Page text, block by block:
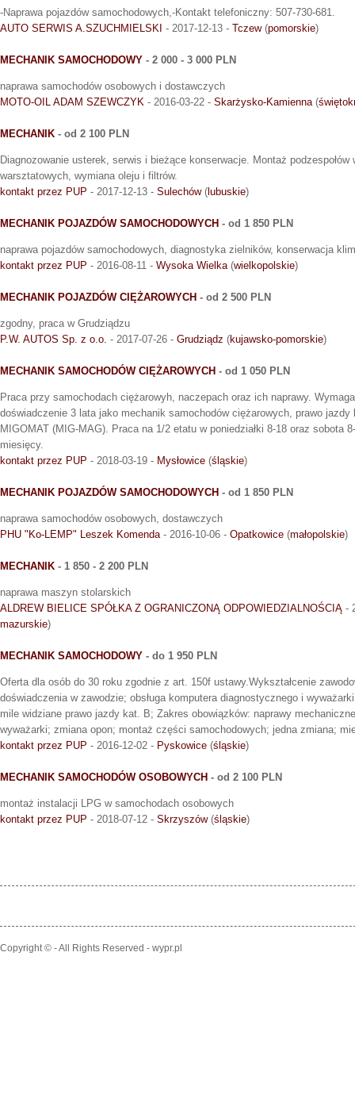
-Naprawa pojazdów samochodowych,-Kontakt telefoniczny: 507-730-681.
AUTO SERWIS A.SZUCHMIELSKI - 2017-12-13 - Tczew(pomorskie)
MECHANIK SAMOCHODOWY - 2 000 - 3 000 PLN
naprawa samochodów osobowych i dostawczych
MOTO-OIL ADAM SZEWCZYK - 2016-03-22 - Skarżysko-Kamienna (
MECHANIK - od 2 100 PLN
Diagnozowanie usterek, serwis i bieżące konserwacje. Montaż podzespołów
warsztatowych, wymiana oleju i filtrów.
kontakt przez PUP - 2017-12-13 - Sulechów(lubuskie)
MECHANIK POJAZDÓW SAMOCHODOWYCH - od 1 850 PLN
naprawa pojazdów samochodowych, diagnostyka zielników, konserwacja
kontakt przez PUP - 2016-08-11 - Wysoka Wielka (wielkopolskie)
MECHANIK POJAZDÓW CIĘŻAROWYCH - od 2 500 PLN
zgodny, praca w Grudziądzu
P.W. AUTOS Sp. z o.o. - 2017-07-26 - Grudziądz (kujawsko-pomorskie)
MECHANIK SAMOCHODÓW CIĘŻAROWYCH - od 1 050 PLN
Praca przy samochodach ciężarowyh, naczepach oraz ich naprawy.
doświadczenie 3 lata jako mechanik samochodów ciężarowych, prawo
MIGOMAT (MIG-MAG). Praca na 1/2 etatu w poniedziałki 8-18 oraz sobota
miesięcy.
kontakt przez PUP - 2018-03-19 - Mysłowice (śląskie)
MECHANIK POJAZDÓW SAMOCHODOWYCH - od 1 850 PLN
naprawa samochodów osobowych, dostawczych
PHU "Ko-LEMP" Leszek Komenda - 2016-10-06 - Opatkowice (małopolskie)
MECHANIK - 1 850 - 2 200 PLN
naprawa maszyn stolarskich
ALDREW BIELICE SPÓŁKA Z OGRANICZONĄ ODPOWIEDZIALNOŚCIĄ -
mazurskie)
MECHANIK SAMOCHODOWY - do 1 950 PLN
Oferta dla osób do 30 roku zgodnie z art. 150f ustawy.Wykształcenie
doświadczenia w zawodzie; obsługa komputera diagnostycznego i
mile widziane prawo jazdy kat. B; Zakres obowiązków: naprawy
wyważarki; zmiana opon; montaż części samochodowych; jedna zmiana;
kontakt przez PUP - 2016-12-02 - Pyskowice (śląskie)
MECHANIK SAMOCHODÓW OSOBOWYCH - od 2 100 PLN
montaż instalacji LPG w samochodach osobowych
kontakt przez PUP - 2018-07-12 - Skrzyszów(śląskie)
Copyright © - All Rights Reserved - wypr.pl